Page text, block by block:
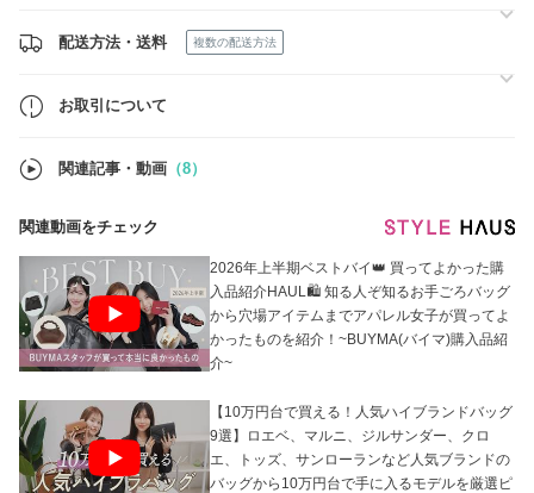
レディース
https://www.buyma.com/r/-C1001B1593615O2/?stocks=instock
https://www.buyma.com/r/-C1002B1593615/?stocks=instock
5万円以上の場合、2000円割引
配送方法・送料 複数の配送方法
お取引について
関連記事・動画 （8）
関連動画をチェック
2026年上半期ベストバイ👑 買ってよかった購
入品紹介HAUL🛍 知る人ぞ知るお手ごろバッグ
から穴場アイテムまでアパレル女子が買ってよ
かったものを紹介！~BUYMA(バイマ)購入品紹
介~
【10万円台で買える！人気ハイブランドバッグ
9選】ロエベ、マルニ、ジルサンダー、クロ
エ、トッズ、サンローランなど人気ブランドの
バッグから10万円台で手に入るモデルを厳選ピ